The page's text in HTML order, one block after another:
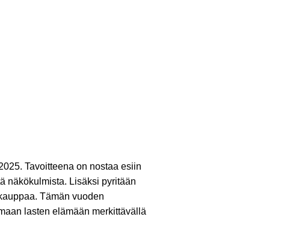
Tavoitteena on nostaa esiin
näkökulmista. Lisäksi pyritään
Tämän vuoden
lasten elämään merkittävällä